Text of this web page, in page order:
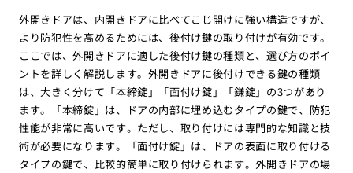
外開きドアは、内開きドアに比べてこじ開けに強い構造ですが、
より防犯性を高めるためには、後付け鍵の取り付けが有効です。
ここでは、外開きドアに適した後付け鍵の種類と、選び方のポイ
ントを詳しく解説します。外開きドアに後付けできる鍵の種類
は、大きく分けて「本締錠」「面付け錠」「鎌錠」の3つがあり
ます。「本締錠」は、ドアの内部に埋め込むタイプの鍵で、防犯
性能が非常に高いです。ただし、取り付けには専門的な知識と技
術が必要になります。「面付け錠」は、ドアの表面に取り付ける
タイプの鍵で、比較的簡単に取り付けられます。外開きドアの場